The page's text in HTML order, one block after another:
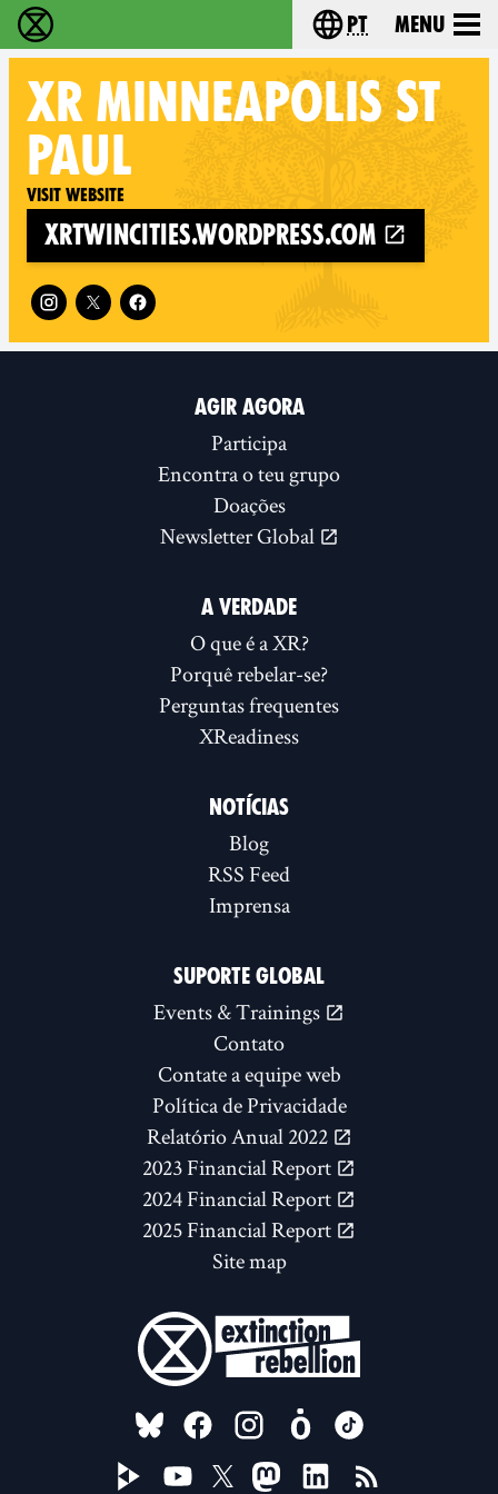
Extinction Rebellion - Home Choose your
pt Menu
XR MINNEAPOLIS ST
PAUL
Visit website
xrtwincities.wordpress.com
Follow XR Minneapolis St Paul on
AGIR AGORA
Participa
Encontra o teu grupo
Doações
Newsletter Global
A VERDADE
O que é a XR?
Porquê rebelar-se?
Perguntas frequentes
XReadiness
NOTÍCIAS
Blog
RSS Feed
Imprensa
SUPORTE GLOBAL
Events & Trainings
Contato
Contate a equipe web
Política de Privacidade
Relatório Anual 2022
2023 Financial Report
2024 Financial Report
2025 Financial Report
Site map
FOLLOW US ON